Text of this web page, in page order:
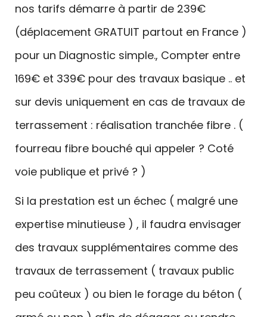
nos tarifs démarre à partir de 239€
(déplacement GRATUIT partout en France )
pour un Diagnostic simple., Compter entre
169€ et 339€ pour des travaux basique .. et
sur devis uniquement en cas de travaux de
terrassement : réalisation tranchée fibre . (
fourreau fibre bouché qui appeler ? Coté
voie publique et privé ? )
Si la prestation est un échec ( malgré une
expertise minutieuse ) , il faudra envisager
des travaux supplémentaires comme des
travaux de terrassement ( travaux public
peu coûteux ) ou bien le forage du béton (